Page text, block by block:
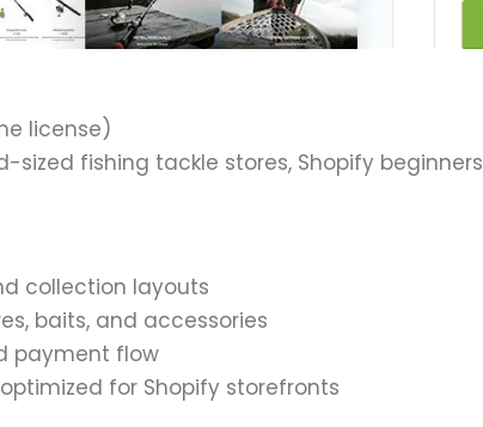
license)
sized fishing tackle stores, Shopify beginners
collection layouts
baits, and accessories
payment flow
for Shopify storefronts